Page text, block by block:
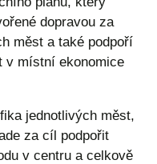
dopravou za
měst a také podpoří
v místní ekonomice
jednotlivých měst,
za cíl podpořit
v centru a celkově